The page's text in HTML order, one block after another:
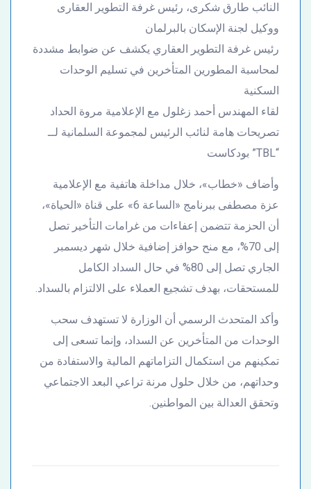
النائب طارق شكرى، رئيس غرفة التطوير العقارى
ووكيل لجنة الإسكان بالبرلمان
رئيس غرفة التطوير العقاري يكشف عن ضوابط مشددة
لمحاسبة المطورين المتأخرين في تسليم الوحدات
السكنية
لقاء المهندس أحمد زغلول مع الإعلامية مروة الحداد
تصريحات هامة لنائب الرئيس لمجموعة السلمانية لــ
“TBL” بودكاست
وأضاف «خطاب»، خلال مداخلة هاتفية مع الإعلامية
عزة مصطفى ببرنامج «الساعة 6» على قناة «الحياة»،
أن الحزمة تتضمن إعفاءات من غرامات التأخير تصل
إلى 70%، مع منح حوافز إضافية خلال شهر ديسمبر
الجاري تصل إلى 80% في حال السداد الكامل
للمستحقات، بهدف تشجيع العملاء على الالتزام بالسداد.
وأكد المتحدث الرسمي أن الوزارة لا تستهدف سحب
الوحدات من المتأخرين عن السداد، وإنما تسعى إلى
تمكينهم من استكمال التزاماتهم المالية والاستفادة من
وحداتهم، من خلال حلول مرنة تراعي البعد الاجتماعي
وتحقق العدالة بين المواطنين.